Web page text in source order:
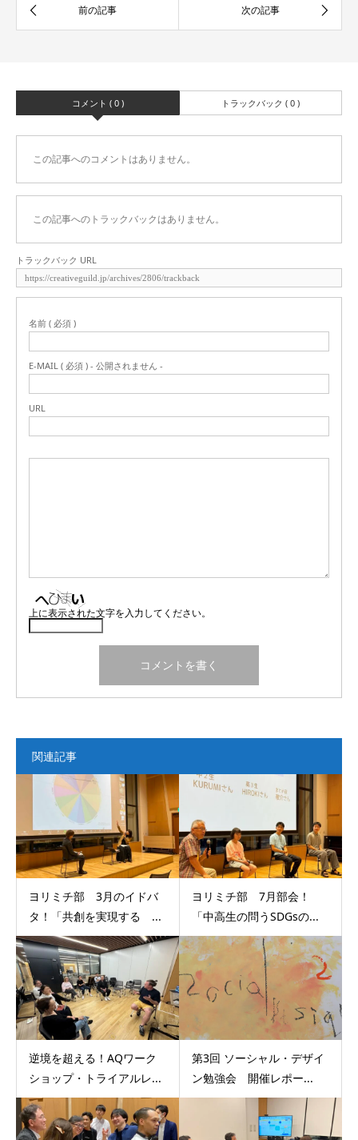
コメント ( 0 ) トラックバック ( 0 )
この記事へのコメントはありません。
この記事へのトラックバックはありません。
トラックバック URL
名前 ( 必須 )
E-MAIL ( 必須 ) - 公開されません -
URL
上に表示された文字を入力してください。
関連記事
ヨリミチ部 3月のイドバ
タ！「共創を実現する ...
ヨリミチ部 7月部会！
「中高生の問うSDGsの...
逆境を超える！AQワーク
ショップ・トライアルレ...
第3回 ソーシャル・デザイ
ン勉強会 開催レポー...